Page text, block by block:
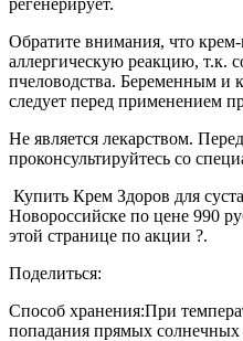
Обратите внимания, что
аллергическую реакцию, т.к.
пчеловодства. Беременным
следует перед применением
Не является лекарством.
проконсультируйтесь со
Купить Крем Здоров для
Новороссийске по цене 990
этой странице по акции ?.
Поделиться:
Способ хранения:При
попадания прямых солнечных